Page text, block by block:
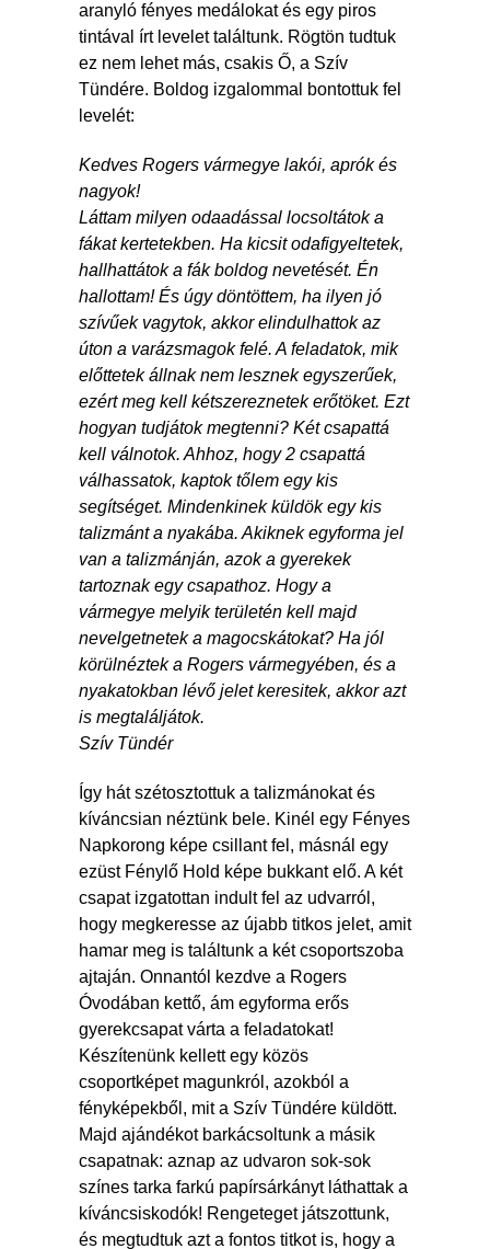
aranyló fényes medálokat és egy piros
tintával írt levelet találtunk. Rögtön tudtuk
ez nem lehet más, csakis Ő, a Szív
Tündére. Boldog izgalommal bontottuk fel
levelét:
Kedves Rogers vármegye lakói, aprók és
nagyok!
Láttam milyen odaadással locsoltátok a
fákat kertetekben. Ha kicsit odafigyeltetek,
hallhattátok a fák boldog nevetését. Én
hallottam! És úgy döntöttem, ha ilyen jó
szívűek vagytok, akkor elindulhattok az
úton a varázsmagok felé. A feladatok, mik
előttetek állnak nem lesznek egyszerűek,
ezért meg kell kétszereznetek erőtöket. Ezt
hogyan tudjátok megtenni? Két csapattá
kell válnotok. Ahhoz, hogy 2 csapattá
válhassatok, kaptok tőlem egy kis
segítséget. Mindenkinek küldök egy kis
talizmánt a nyakába. Akiknek egyforma jel
van a talizmánján, azok a gyerekek
tartoznak egy csapathoz. Hogy a
vármegye melyik területén kell majd
nevelgetnetek a magocskátokat? Ha jól
körülnéztek a Rogers vármegyében, és a
nyakatokban lévő jelet keresitek, akkor azt
is megtaláljátok.
Szív Tündér
Így hát szétosztottuk a talizmánokat és
kíváncsian néztünk bele. Kinél egy Fényes
Napkorong képe csillant fel, másnál egy
ezüst Fénylő Hold képe bukkant elő. A két
csapat izgatottan indult fel az udvarról,
hogy megkeresse az újabb titkos jelet, amit
hamar meg is találtunk a két csoportszoba
ajtaján. Onnantól kezdve a Rogers
Óvodában kettő, ám egyforma erős
gyerekcsapat várta a feladatokat!
Készítenünk kellett egy közös
csoportképet magunkról, azokból a
fényképekből, mit a Szív Tündére küldött.
Majd ajándékot barkácsoltunk a másik
csapatnak: aznap az udvaron sok-sok
színes tarka farkú papírsárkányt láthattak a
kíváncsiskodók! Rengeteget játszottunk,
és megtudtuk azt a fontos titkot is, hogy a